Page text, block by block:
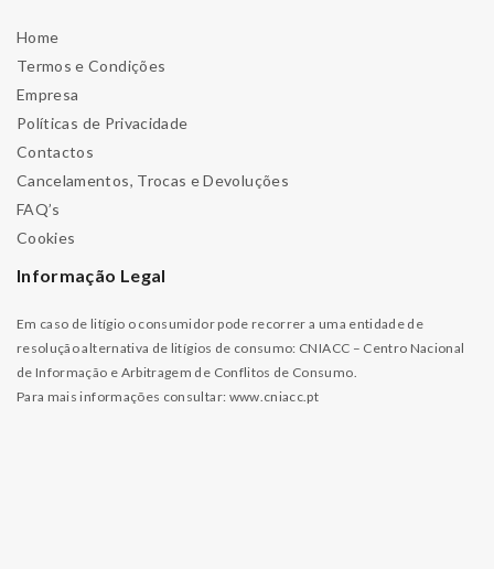
Home
Termos e Condições
Empresa
Políticas de Privacidade
Contactos
Cancelamentos, Trocas e Devoluções
FAQ’s
Cookies
Informação Legal
Em caso de litígio o consumidor pode recorrer a uma entidade de
resolução alternativa de litígios de consumo: CNIACC – Centro Nacional
de Informação e Arbitragem de Conflitos de Consumo.
Para mais informações consultar: www.cniacc.pt